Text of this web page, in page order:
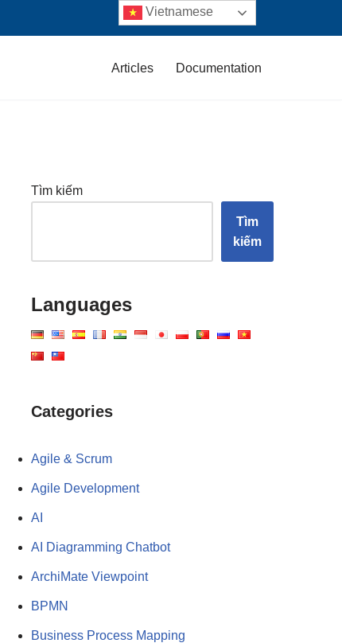
Articles Documentation
Tìm kiếm
Tìm
kiếm
Languages
Categories
Agile & Scrum
Agile Development
AI
AI Diagramming Chatbot
ArchiMate Viewpoint
BPMN
Business Process Mapping
Vietnamese